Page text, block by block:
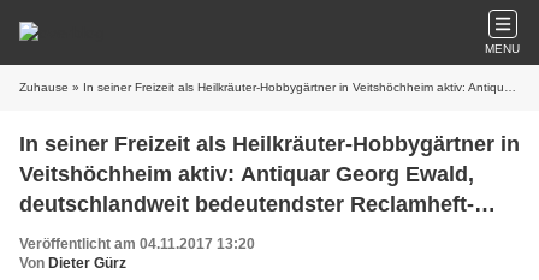
MENU
Zuhause » In seiner Freizeit als Heilkräuter-Hobbygärtner in Veitshöchheim aktiv: Antiquar Georg Ewald, deutschlandweit bedeutendster Reclamheft-Sammler und MP-Titelseite-Darsteller
In seiner Freizeit als Heilkräuter-Hobbygärtner in
Veitshöchheim aktiv: Antiquar Georg Ewald,
deutschlandweit bedeutendster Reclamheft-
Sammler und MP-Titelseite-Darsteller
Veröffentlicht am 04.11.2017 13:20
Von Dieter Gürz